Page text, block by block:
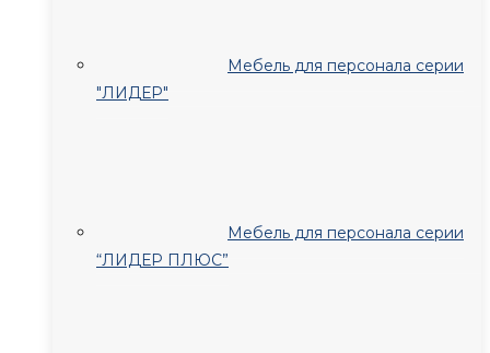
Мебель для персонала серии
"ЛИДЕР"
Мебель для персонала серии
“ЛИДЕР ПЛЮС”